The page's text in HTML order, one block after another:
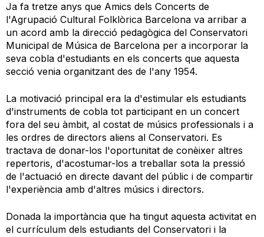
Ja fa tretze anys que Amics dels Concerts de
l'Agrupació Cultural Folklòrica Barcelona va arribar a
un acord amb la direcció pedagògica del Conservatori
Municipal de Música de Barcelona per a incorporar la
seva cobla d'estudiants en els concerts que aquesta
secció venia organitzant des de l'any 1954.
La motivació principal era la d'estimular els estudiants
d'instruments de cobla tot participant en un concert
fora del seu àmbit, al costat de músics professionals i a
les ordres de directors aliens al Conservatori. Es
tractava de donar-los l'oportunitat de conèixer altres
repertoris, d'acostumar-los a treballar sota la pressió
de l'actuació en directe davant del públic i de compartir
l'experiència amb d'altres músics i directors.
Donada la importància que ha tingut aquesta activitat en
el currículum dels estudiants del Conservatori i la